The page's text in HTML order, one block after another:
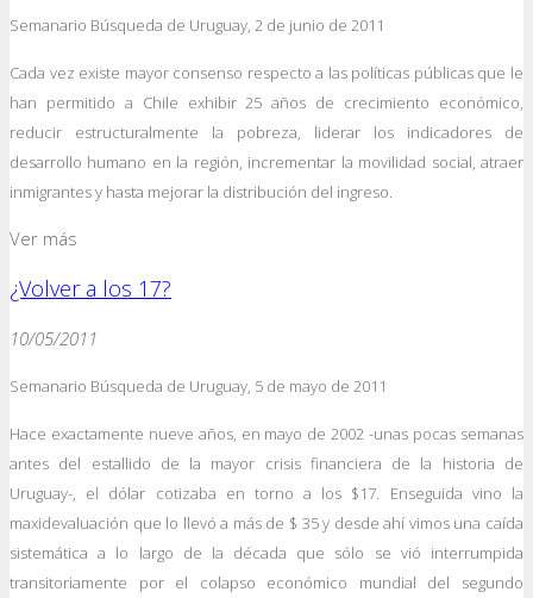
Semanario Búsqueda de Uruguay, 2 de junio de 2011
Cada vez existe mayor consenso respecto a las políticas públicas que le
han permitido a Chile exhibir 25 años de crecimiento económico,
reducir estructuralmente la pobreza, liderar los indicadores de
desarrollo humano en la región, incrementar la movilidad social, atraer
inmigrantes y hasta mejorar la distribución del ingreso.
Ver más
¿Volver a los 17?
10/05/2011
Semanario Búsqueda de Uruguay, 5 de mayo de 2011
Hace exactamente nueve años, en mayo de 2002 -unas pocas semanas
antes del estallido de la mayor crisis financiera de la historia de
Uruguay-, el dólar cotizaba en torno a los $17. Enseguida vino la
maxidevaluación que lo llevó a más de $ 35 y desde ahí vimos una caída
sistemática a lo largo de la década que sólo se vió interrumpida
transitoriamente por el colapso económico mundial del segundo